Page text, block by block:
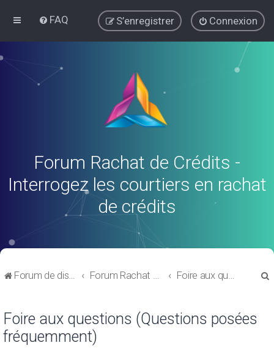
FAQ Connexion
S’enregistrer
Forum Rachat de Crédits -
Interrogez les courtiers en rachat
de crédits
Forum de discussions sur le Regroupement de Crédits et le Rachat de Crédits Forum Rachat de Crédits Foire aux questions (Questions posées fréquemment)
Foire aux questions (Questions posées
fréquemment)